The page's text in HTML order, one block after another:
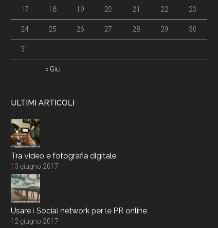
« Giu
17 18 19 20 21 22 23
24 25 26 27 28 29 30
31
ULTIMI ARTICOLI
Tra video e fotografia digitale
13 giugno 2017
Usare i Social network per le PR online
12 giugno 2017